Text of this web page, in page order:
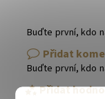
Buďte první, kdo
Přidat
Buďte první, kdo
Přidat